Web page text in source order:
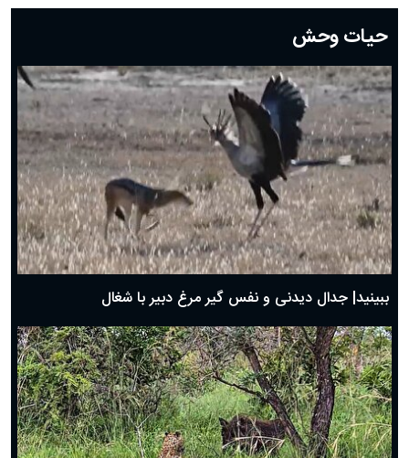
دعای روز بیستم ماه رمضان؛ ۱۹ اسفند ۱۴۰۴
دعای روز هشتم ماه مبارک رمضان؛ ۷ اسفند ماه ۱۴۰۴
دعای روز هفتم ماه رمضان؛ ۶ اسفند ۱۴۰۴
دعای روز ششم ماه رمضان؛ ۵ اسفند ۱۴۰۴
دعای روز پنجم ماه رمضان؛ ۴ اسفند ۱۴۰۴
دعای روز چهارم ماه مبارک رمضان؛ ۳ اسفند ۱۴۰۴
دعای روز سوم ماه مبارک رمضان؛ ۱۴ اسفند ۱۴۰۴
دعای روز دوم ماه مبارک رمضان ۱ اسفند ماه ۱۴۰۴
دعای روز اول ماه مبارک رمضان، ۳۰ بهمن ۱۴۰۴
حضرت زینب(س) چگونه از دنیا رفت؟
بهترین پیامک تبریک روز پدر ۱۴۰۴؛ جملات زیبا و صمیمانه
حیات وحش
ببینید| جدال دیدنی و نفس گیر مرغ دبیر با شغال